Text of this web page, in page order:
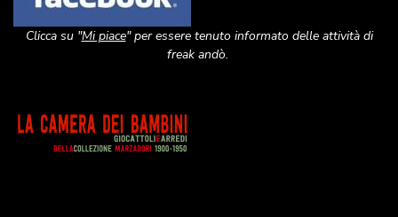
Clicca su "Mi piace" per essere tenuto informato delle attività di
freak andò.
Image